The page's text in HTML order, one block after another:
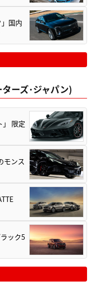
国内
ーズ･ジャパン)
」 限定
モンス
ック5